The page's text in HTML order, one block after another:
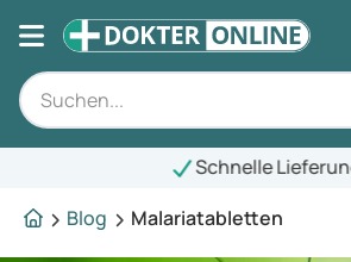
Schnelle Lieferung
Blog
Malariatabletten